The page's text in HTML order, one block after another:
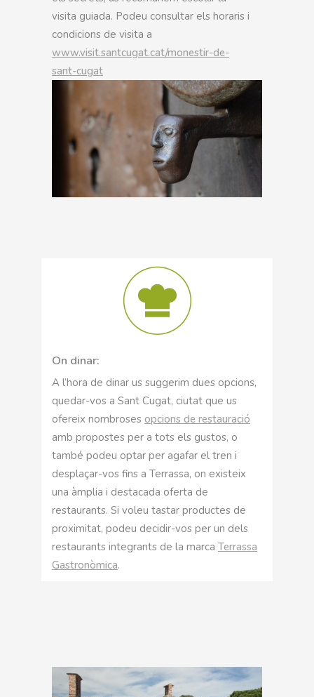
visita guiada. Podeu consultar els horaris i
condicions de visita a
www.visit.santcugat.cat/monestir-de-
sant-cugat
On dinar:
A l’hora de dinar us suggerim dues opcions,
quedar-vos a Sant Cugat, ciutat que us
ofereix nombroses opcions de restauració
amb propostes per a tots els gustos, o
també podeu optar per agafar el tren i
desplaçar-vos fins a Terrassa, on existeix
una àmplia i destacada oferta de
restaurants. Si voleu tastar productes de
proximitat, podeu decidir-vos per un dels
restaurants integrants de la marca Terrassa
Gastronòmica.